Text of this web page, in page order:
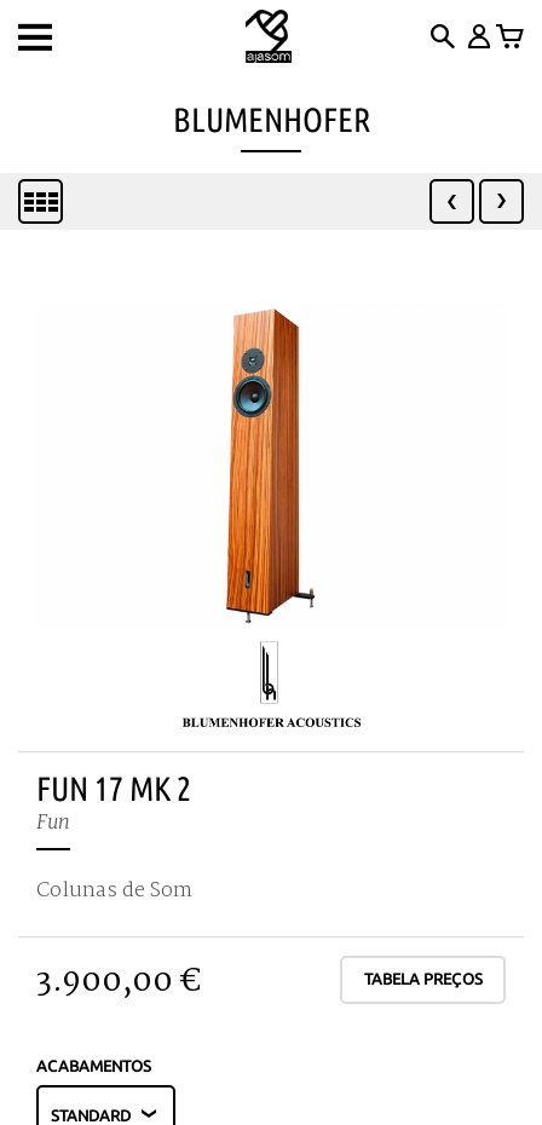
Toggle
BLUMENHOFER
FUN 17 MK 2
Fun
Colunas de Som
3.900,00 € TABELA PREÇOS
ACABAMENTOS